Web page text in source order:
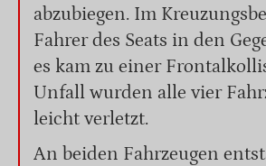
abzubiegen. Im
Fahrer des Seats in den
es kam zu einer
Unfall wurden alle vier
leicht verletzt.
An beiden Fahrzeugen